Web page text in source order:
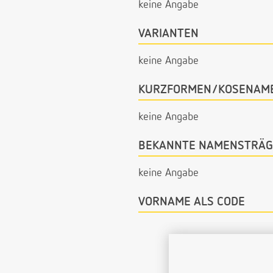
keine Angabe
VARIANTEN
keine Angabe
KURZFORMEN/
keine Angabe
BEKANNTE
keine Angabe
VORNAME ALS CODE